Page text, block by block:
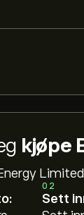
kjøpe
02
Sett